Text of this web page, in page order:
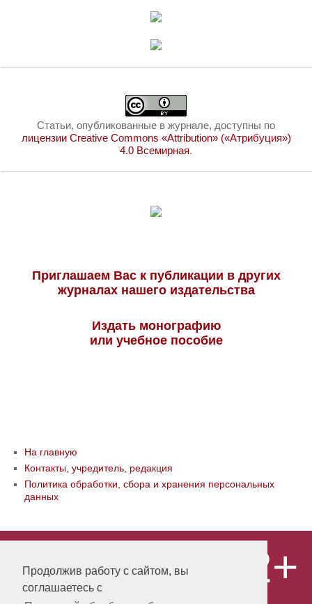
Продолжив работу с сайтом, вы
соглашаетесь с
Статьи, опубликованные в журнале, доступны по
лицензии Creative Commons «Attribution» («Атрибуция»)
4.0 Всемирная.
Приглашаем Вас к публикации в других
журналах нашего издательства
Издать монографию
или учебное пособие
На главную
Контакты, учредитель, редакция
Политика обработки, сбора и хранения персональных
данных
«Publishing company «World of science»,
LLC Материалы, размещенные на сайте,
охраняются Законом о защите авторских
прав. Публикация любых материалов
12+